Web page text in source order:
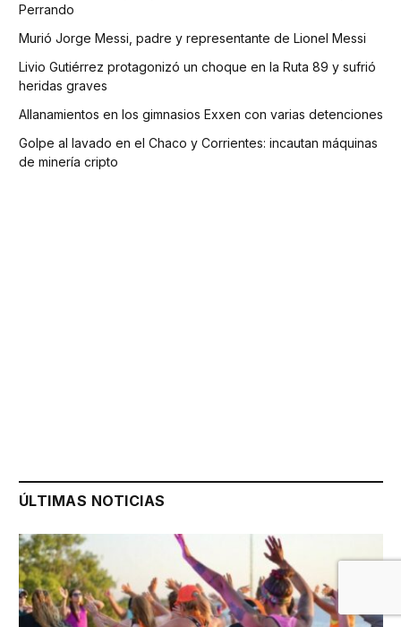
Perrando
Murió Jorge Messi, padre y representante de Lionel Messi
Livio Gutiérrez protagonizó un choque en la Ruta 89 y sufrió
heridas graves
Allanamientos en los gimnasios Exxen con varias detenciones
Golpe al lavado en el Chaco y Corrientes: incautan máquinas
de minería cripto
ÚLTIMAS NOTICIAS